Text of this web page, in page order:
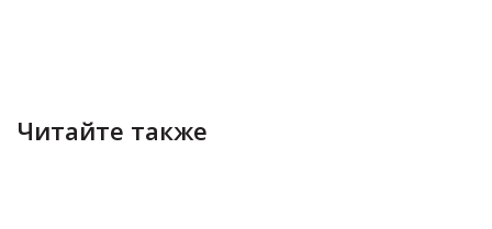
Читайте также